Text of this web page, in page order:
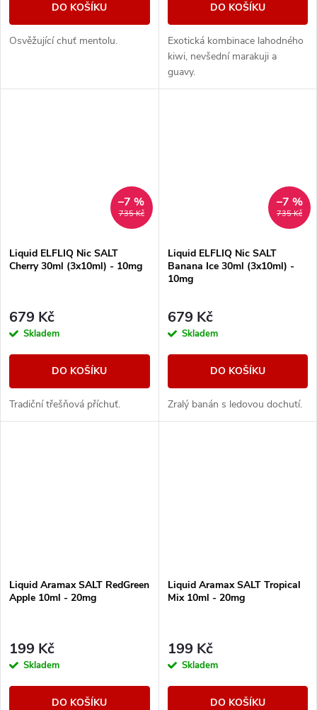
DO KOŠÍKU
Osvěžující chuť mentolu.
DO KOŠÍKU
Exotická kombinace lahodného
kiwi, nevšední marakuji a
guavy.
735 Kč
–7 %
Liquid ELFLIQ Nic SALT
Cherry 30ml (3x10ml) - 10mg
679 Kč
Skladem
DO KOŠÍKU
Tradiční třešňová příchuť.
735 Kč
–7 %
Liquid ELFLIQ Nic SALT
Banana Ice 30ml (3x10ml) -
10mg
679 Kč
Skladem
DO KOŠÍKU
Zralý banán s ledovou dochutí.
Liquid Aramax SALT RedGreen
Apple 10ml - 20mg
199 Kč
Skladem
DO KOŠÍKU
Liquid Aramax SALT Tropical
Mix 10ml - 20mg
199 Kč
Skladem
DO KOŠÍKU